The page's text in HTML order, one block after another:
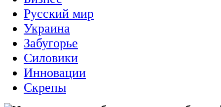
Русский мир
Украина
Забугорье
Силовики
Инновации
Скрепы